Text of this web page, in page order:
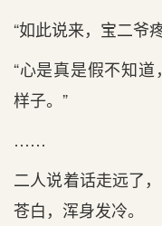
“如此说来，宝二爷
“心是真是假不知
样子。”
……
二人说着话走远了
苍白，浑身发冷。